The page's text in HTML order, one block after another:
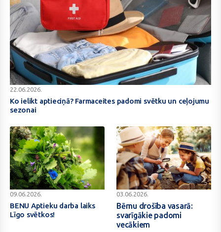
Ko
ielikt
aptieciņā?
padomi
svētku
un
ceļojumu
sezonai
22.06.2026.
Ko ielikt aptieciņā? Farmaceites padomi svētku un ceļojumu
sezonai
BENU
Aptieku
darba
09.06.2026.
BENU Aptieku darba laiks
Līgo svētkos!
Bērnu
drošība
vasarā:
svarīgākie
03.06.2026.
Bērnu drošība vasarā:
svarīgākie padomi
vecākiem